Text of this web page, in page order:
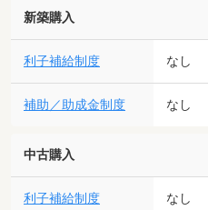
新築購入
利子補給制度 なし
補助／助成金制度 なし
中古購入
利子補給制度 なし